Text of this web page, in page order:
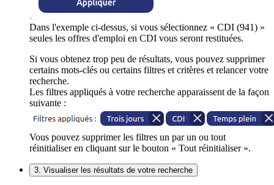
Dans l'exemple ci-dessus, si vous sélectionnez « CDI (941) »
seules les offres d'emploi en CDI vous seront restituées.
Si vous obtenez trop peu de résultats, vous pouvez supprimer
certains mots-clés ou certains filtres et critères et relancer votre
recherche.
Les filtres appliqués à votre recherche apparaissent de la façon
suivante :
Vous pouvez supprimer les filtres un par un ou tout
réinitialiser en cliquant sur le bouton « Tout réinitialiser ».
3. Visualiser les résultats de votre recherche